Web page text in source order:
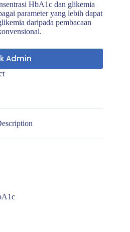
HbA1c dan glikemia
parameter yang lebih dapat
daripada pembacaan
Admin